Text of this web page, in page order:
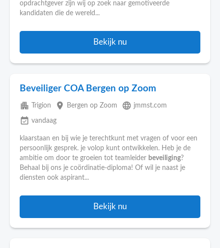
opdrachtgever zijn wij op zoek naar gemotiveerde
kandidaten die de wereld...
Bekijk nu
Beveiliger COA Bergen op Zoom
apartment Trigion place Bergen op Zoom language jmmst.com
event_available vandaag
klaarstaan en bij wie je terechtkunt met vragen of voor een
persoonlijk gesprek. je volop kunt ontwikkelen. Heb je de
ambitie om door te groeien tot teamleider beveiliging?
Behaal bij ons je coördinatie-diploma! Of wil je naast je
diensten ook aspirant...
Bekijk nu